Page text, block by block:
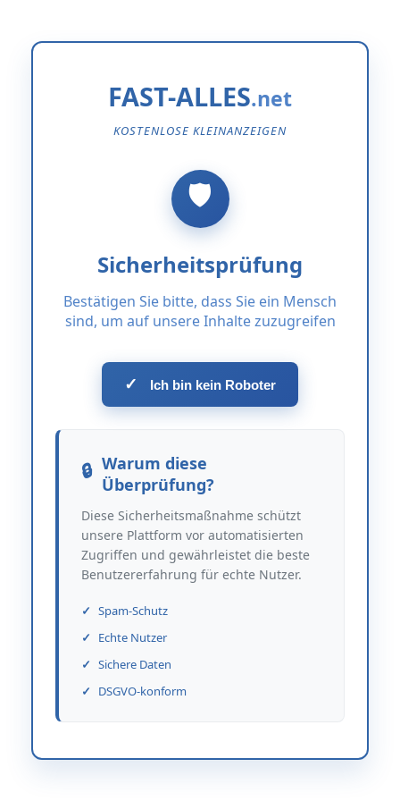
FAST-ALLES
KOSTENLOSE KLEINANZEIGEN
Sicherheitsprüfung
Bestätigen Sie bitte, dass Sie ein Mensch
sind, um auf unsere Inhalte zuzugreifen
✓ Ich bin kein Roboter
Warum diese
Überprüfung?
Diese Sicherheitsmaßnahme schützt
unsere Plattform vor automatisierten
Zugriffen und gewährleistet die beste
Benutzererfahrung für echte Nutzer.
Spam-Schutz
Echte Nutzer
Sichere Daten
DSGVO-konform